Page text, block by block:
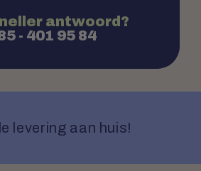
antwoord?
- 401 95 84
levering aan huis!